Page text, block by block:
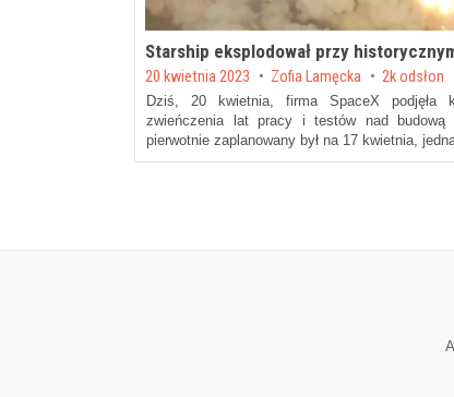
Starship eksplodował przy
Posted on
20 kwietnia 2023 by Zofia Lamęcka 2k odsłon
Dziś, 20 kwietnia, firma SpaceX podjęła
zwieńczenia lat pracy i testów nad
pierwotnie zaplanowany był na 17 kwietnia,